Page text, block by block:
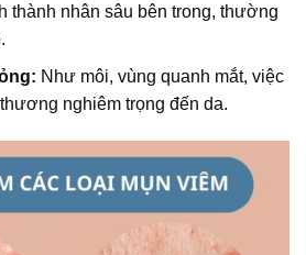
thành nhân sâu bên trong, thường
Như môi, vùng quanh mắt, việc
nghiêm trọng đến da.